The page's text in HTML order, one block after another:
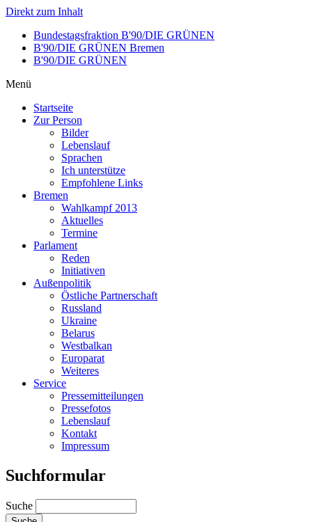
Direkt zum Inhalt
Bundestagsfraktion B'90/DIE GRÜNEN
B'90/DIE GRÜNEN Bremen
B'90/DIE GRÜNEN
Menü
Startseite
Zur Person
Bilder
Lebenslauf
Sprachen
Ich unterstütze
Empfohlene Links
Bremen
Wahlkampf 2013
Aktuelles
Termine
Parlament
Reden
Initiativen
Außenpolitik
Östliche Partnerschaft
Russland
Ukraine
Belarus
Westbalkan
Europarat
Weiteres
Service
Pressemitteilungen
Pressefotos
Lebenslauf
Kontakt
Impressum
Suchformular
Suche